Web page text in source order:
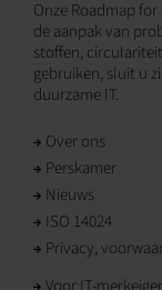
Onze Roadmap
de aanpak van
stoffen,
gebruiken, sluit u
duurzame IT.
Over ons
Perskamer
Nieuws
ISO 14024
Privacy,